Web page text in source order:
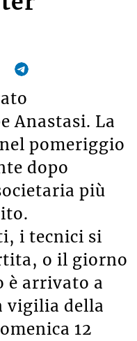
Anastasi. La
pomeriggio
dopo
più
i tecnici si
o il giorno
è arrivato a
vigilia della
12